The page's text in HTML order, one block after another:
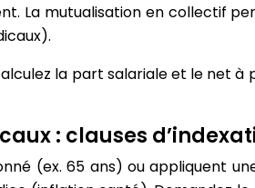
La mutualisation en collectif
la part salariale et le net
: clauses
(ex. 65 ans) ou appliquent